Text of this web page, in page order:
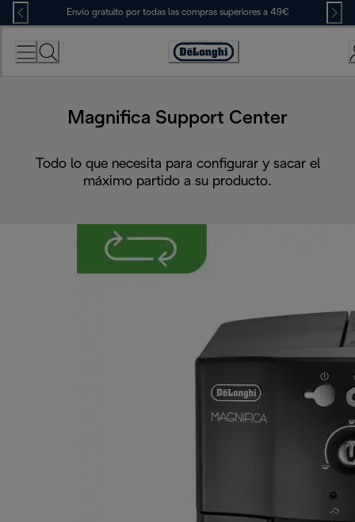
Skip
to
Content
Envío gratuito por todas las compras superiores a 49€
Accessibility
Magnifica Support Center
Todo lo que necesita para configurar y sacar el
máximo partido a su producto.